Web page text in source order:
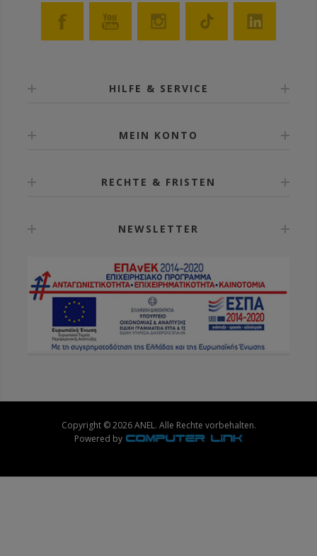
HILFE & SERVICE
MEIN KONTO
RECHTE & FRISTEN
NEWSLETTER
Copyright © 2026 ANEL. Alle Rechte vorbehalten.
Powered by